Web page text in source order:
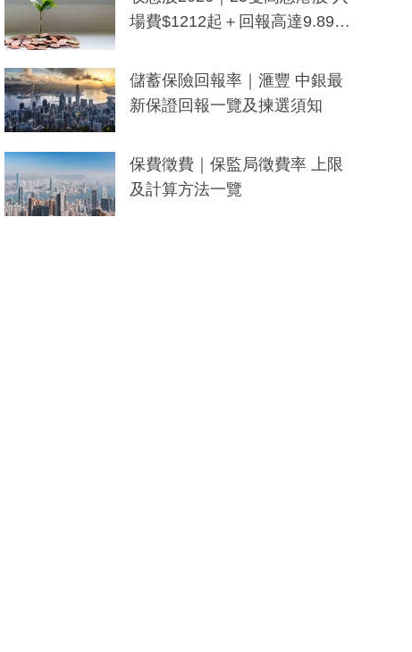
場費$1212起＋回報高達9.89
儲蓄保險回報率｜滙豐 中銀最
新保證回報一覽及揀選須知
保費徵費｜保監局徵費率 上限
及計算方法一覽